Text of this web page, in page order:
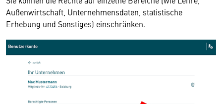
Außenwirtschaft, Unternehmensdaten, statistische
Erhebung und Sonstiges) einschränken.